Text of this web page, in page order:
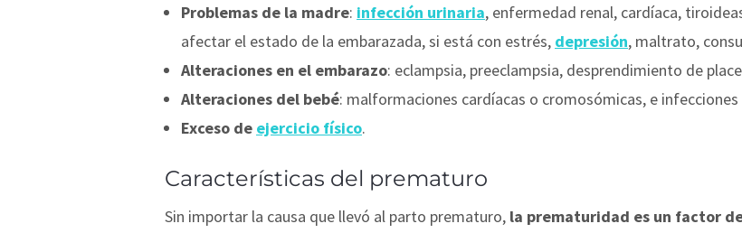
Problemas de la madre: infección urinaria, enfermedad renal, cardíaca,
afectar el estado de la embarazada, si está con estrés, depresión, maltrato,
Alteraciones en el embarazo: eclampsia, preeclampsia, desprendimiento de
Alteraciones del bebé: malformaciones cardíacas o cromosómicas, e
Exceso de ejercicio físico.
Características del prematuro
Sin importar la causa que llevó al parto prematuro, la prematuridad es un factor